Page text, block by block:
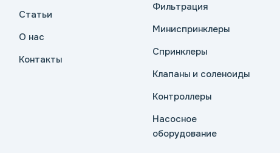
Статьи
О нас
Контакты
Фильтрация
Миниспринклеры
Спринклеры
Клапаны и соленоиды
Контроллеры
Насосное
оборудование